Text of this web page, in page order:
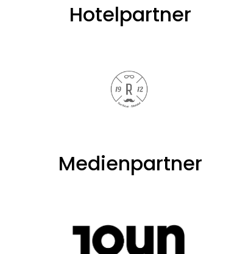
Hotelpartner
Medienpartner